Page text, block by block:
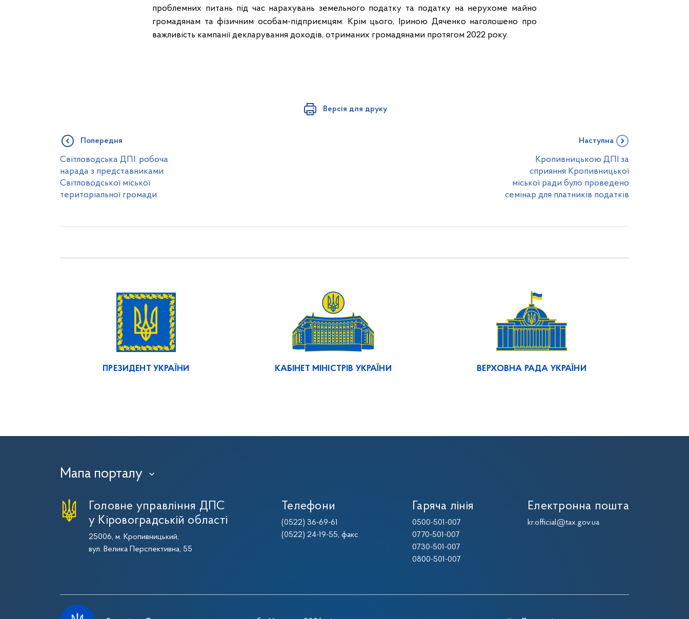
проблемних питань під час нарахувань земельного податку та податку на нерухоме майно
громадянам та фізичним особам-підприємцям. Крім цього, Іриною Дяченко наголошено про
важливість кампанії декларування доходів, отриманих громадянами протягом 2022 року.
Версія для друку
Попередня
Світловодська ДПІ: робоча
нарада з представниками
Світловодської міської
територіальної громади
Наступна
Кропивницькою ДПІ за
сприяння Кропивницької
міської ради було проведено
семінар для платників податків
ПРЕЗИДЕНТ УКРАЇНИ КАБІНЕТ МІНІСТРІВ УКРАЇНИ ВЕРХОВНА РАДА УКРАЇНИ
Мапа порталу ›
Головне управління ДПС
у Кіровоградській області
25006, м. Кропивницький,
вул. Велика Перспективна, 55
Телефони
(0522) 36-69-61
(0522) 24-19-55, факс
Гаряча лінія
0500-501-007
0770-501-007
0730-501-007
0800-501-007
Електронна пошта
kr.official@tax.gov.ua